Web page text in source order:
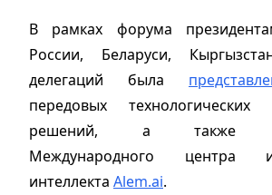
В рамках форума
России, Беларуси,
делегаций была
передовых
решений, а также
Международного центра
интеллекта Alem.ai.